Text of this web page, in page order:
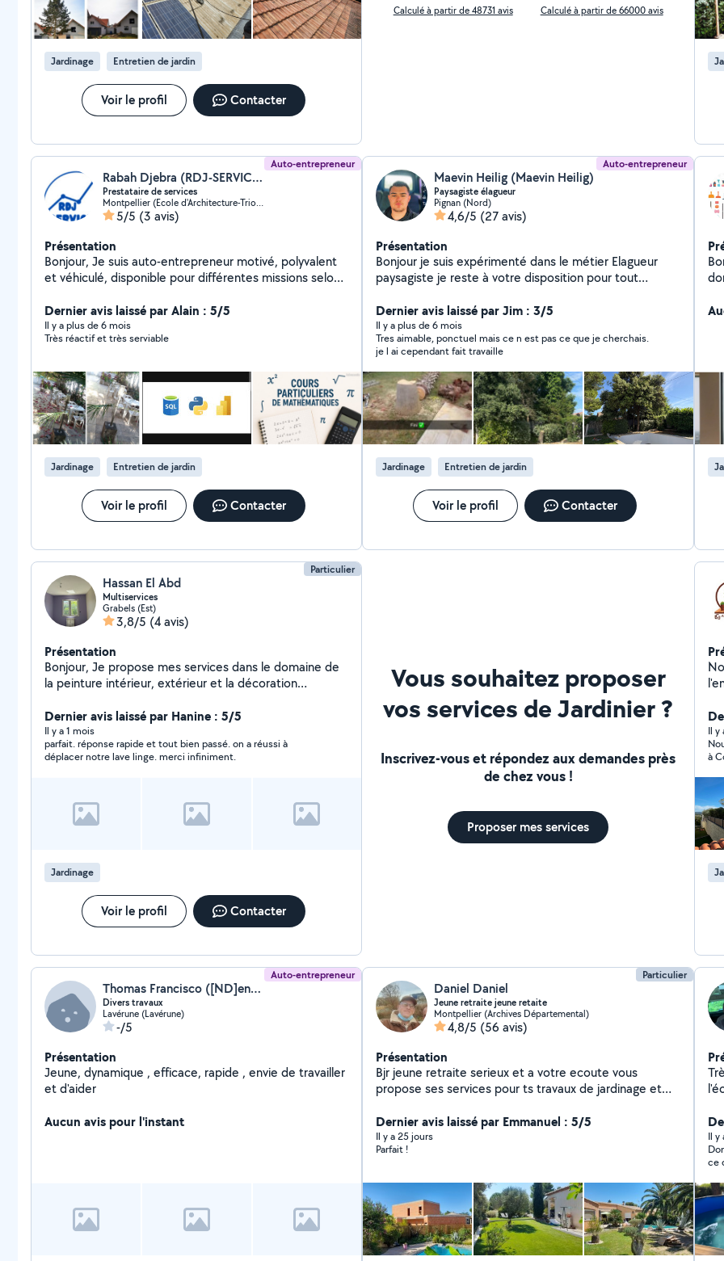
Jardinage Entretien de jardin
Voir le profil Contacter
Calculé à partir de 48731 avis Calculé à partir de 66000 avis
Auto-entrepreneur
Rabah Djebra (RDJ-SERVICES)
Prestataire de services
Montpellier (Ecole d'Architecture-Triolet)
5/5 (3 avis)
Présentation
Bonjour, Je suis auto-entrepreneur motivé, polyvalent
et véhiculé, disponible pour différentes missions selon
entretien de maisons, appartements ou hôtels,
nettoyage après travaux, vitres, sols, linge et
repassage. - Jardinage : ramassage des feuilles, taille
montage de meubles, aide au déménagement,
peinture ou maçonnerie simple. - Traitement de
données : génération de rapports, visualisation
statistiques et services numériques. - Cours de soutien
en mathématiques : aide pour collégiens et lycéens
avec des explications claires et adaptées. Je m'engage
à réaliser chaque mission avec soin, ponctualité et
professionnalisme. N'hésitez pas à me contacter, je
serai ravi de vous aider !
Dernier avis laissé par Alain : 5/5
Il y a plus de 6 mois
Très réactif et très serviable
Jardinage Entretien de jardin
Voir le profil Contacter
Auto-entrepreneur
Maevin Heilig (Maevin Heilig)
Paysagiste élagueur
Pignan (Nord)
4,6/5 (27 avis)
Présentation
Bonjour je suis expérimenté dans le métier Elagueur
paysagiste je reste à votre disposition pour tout
Dernier avis laissé par Jim : 3/5
Il y a plus de 6 mois
Tres aimable, ponctuel mais ce n est pas ce que je cherchais.
je l ai cependant fait travaille
Jardinage Entretien de jardin
Voir le profil Contacter
Bonjour, Je
et salle
Particulier
Hassan El Abd
Multiservices
Grabels (Est)
3,8/5 (4 avis)
Présentation
Bonjour, Je propose mes services dans le domaine de
la peinture intérieur, extérieur et la décoration
maximum pour un retour de ma part pour effectuer un
devis est 24h N'hésitez pas à me contacter sur le
numéro qui s'affiche en dessous pour plus
d'informations
Dernier avis laissé par Hanine : 5/5
Il y a 1 mois
parfait. réponse rapide et tout bien passé. on a réussi à
déplacer notre lave linge. merci infiniment.
Jardinage
Voir le profil Contacter
Vous souhaitez proposer
vos services de Jardinier ?
Inscrivez-vous et répondez aux demandes près
de chez vous !
Proposer mes services
Il y
à
à
Auto-entrepreneur
Thomas Francisco ([ND]ent.francisco)
Divers travaux
Lavérune (Lavérune)
-/5
Présentation
Jeune, dynamique , efficace, rapide , envie de travailler
et d'aider
Aucun avis pour l'instant
Particulier
Daniel Daniel
Jeune retraite jeune retaite
Montpellier (Archives Départemental)
4,8/5 (56 avis)
Présentation
Bjr jeune retraite serieux et a votre ecoute vous
propose ses services pour ts travaux de jardinage et
agricole
Dernier avis laissé par Emmanuel : 5/5
Il y a 25 jours
Parfait !
et
contacter Au
Il y
ce